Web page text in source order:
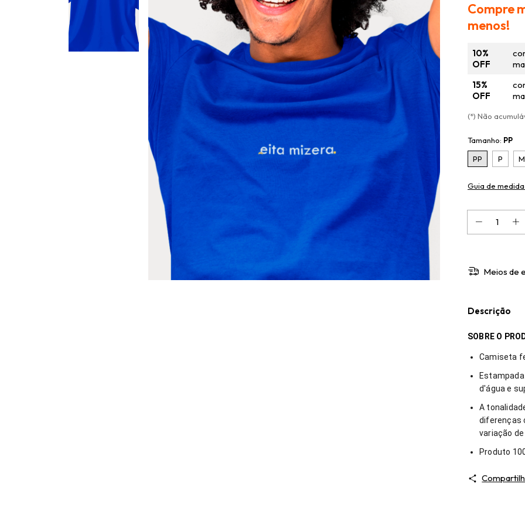
Compre
menos!
10%
OFF
15%
OFF
(*) Não
Tamanho: PP
PP
P M
Guia de
Meios de
Descrição
SOBRE O
Camiseta
d'água e
A
diferenças
variação
Produto